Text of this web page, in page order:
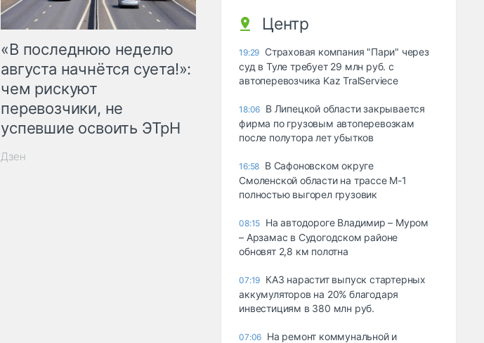
«В последнюю неделю
августа начнётся суета!»:
чем рискуют
перевозчики, не
успевшие освоить ЭТрН
Дзен
Центр
19:29 Страховая компания "Пари" через
суд в Туле требует 29 млн руб. с
автоперевозчика Kaz TralServiece
18:06 В Липецкой области закрывается
фирма по грузовым автоперевозкам
после полутора лет убытков
16:58 В Сафоновском округе
Смоленской области на трассе М-1
полностью выгорел грузовик
08:15 На автодороге Владимир – Муром
– Арзамас в Судогодском районе
обновят 2,8 км полотна
07:19 КАЗ нарастит выпуск стартерных
аккумуляторов на 20% благодаря
инвестициям в 380 млн руб.
07:06 На ремонт коммунальной и